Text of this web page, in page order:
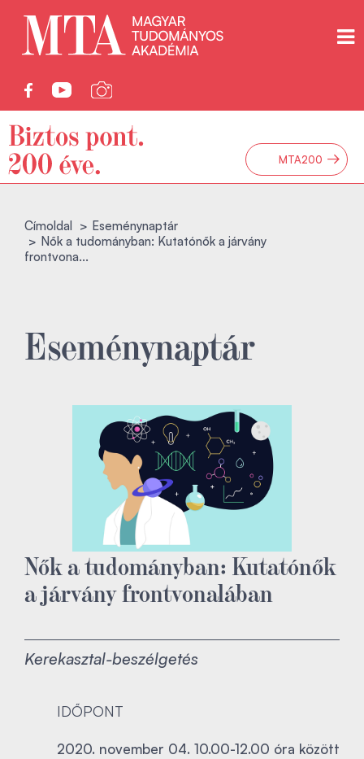
MTA200 →
Címoldal
Eseménynaptár
Nők a tudományban: Kutatónők a járvány
frontvona...
Eseménynaptár
Nők a tudományban: Kutatónők
a járvány frontvonalában
Kerekasztal-beszélgetés
IDŐPONT
2020. november 04. 10.00-12.00 óra között